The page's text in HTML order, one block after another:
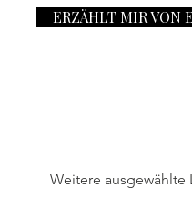
ERZÄHLT MIR VON
Weitere